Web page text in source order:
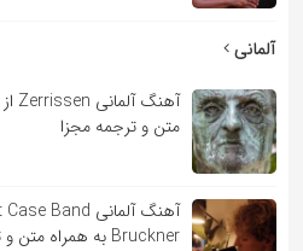
آلمانی
متن و ترجمه مجزا
Bruckner به همراه متن و ترجمه مجزا